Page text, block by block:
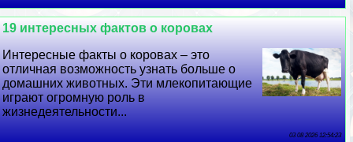
19 интересных фактов о коровах
Интересные факты о коровах – это
отличная возможность узнать больше о
домашних животных. Эти млекопитающие
играют огромную роль в
жизнедеятельности...
03 08 2026 12:54:23